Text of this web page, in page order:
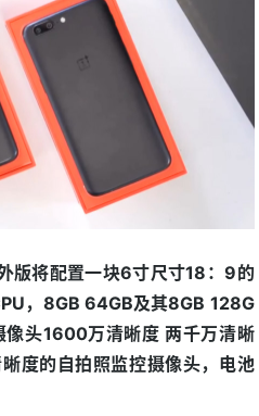
版将配置一块6寸尺寸18：9的
，8GB 64GB及其8GB 128G
头1600万清晰度 两千万清晰
度的自拍照监控摄像头，电池